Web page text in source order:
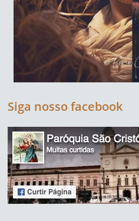
Siga nosso facebook